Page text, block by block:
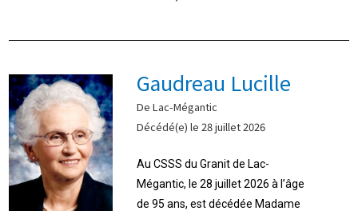
Gaudreau Lucille
De Lac-Mégantic
Décédé(e) le 28 juillet 2026
Au CSSS du Granit de Lac-
Mégantic, le 28 juillet 2026 à l’âge
de 95 ans, est décédée Madame